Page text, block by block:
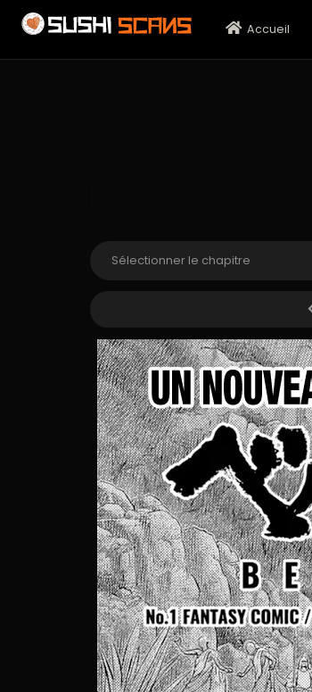
Accueil